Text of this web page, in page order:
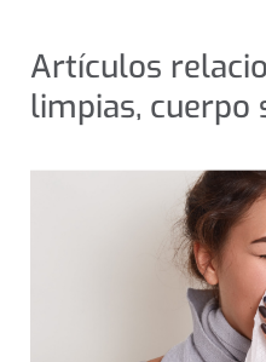
Artículos
limpias, cuerpo